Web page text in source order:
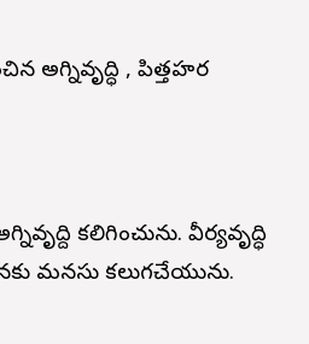
అగ్నివృద్ధి , పిత్తహర
కలిగించును. వీర్యవృద్ధి
మనసు కలుగచేయును.